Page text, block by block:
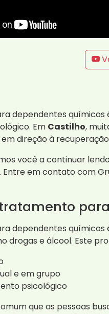
dependentes químicos
Em Castilho,
direção à
você a continuar
Entre em contato com
dependentes químicos
drogas e álcool. Este
e em grupo
psicológico
que as pessoas